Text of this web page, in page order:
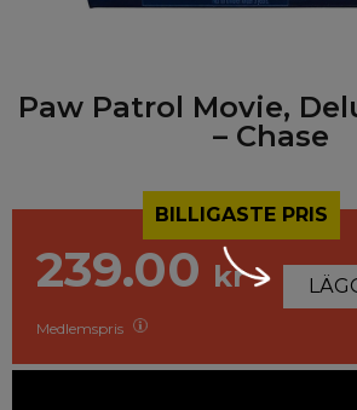
Paw Patrol Movie,
– Chase
BILLIGASTE PRIS
239.00 kr
Medlemspris